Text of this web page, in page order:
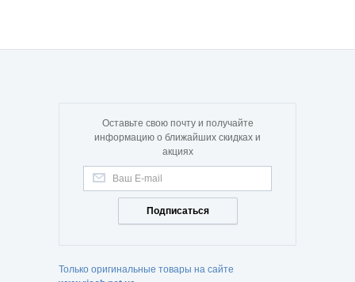
Оставьте свою почту и получайте
информацию о ближайших скидках и
акциях
Подписаться
Только оригинальные товары на сайте